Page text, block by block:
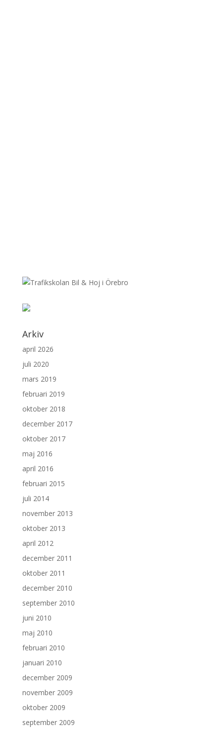
Arkiv
april 2026
juli 2020
mars 2019
februari 2019
oktober 2018
december 2017
oktober 2017
maj 2016
april 2016
februari 2015
juli 2014
november 2013
oktober 2013
april 2012
december 2011
oktober 2011
december 2010
september 2010
juni 2010
maj 2010
februari 2010
januari 2010
december 2009
november 2009
oktober 2009
september 2009